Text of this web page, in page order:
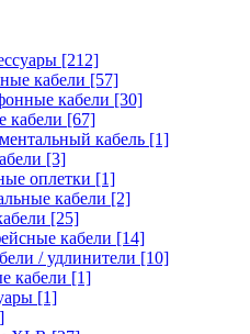
[212]
кабели [57]
кабели [30]
кабели [67]
кабель [1]
[3]
оплетки [1]
кабели [2]
[25]
кабели [14]
/ удлинители [10]
кабели [1]
[1]